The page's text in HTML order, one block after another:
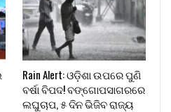
Rain Alert: ଓଡ଼ିଶା ଉପରେ ପୁଣି
ବର୍ଷା ବିପଦ! ବଙ୍ଗୋପସାଗରରେ
ଲଘୁଚାପ, ୫ ଦିନ ଭିଜିବ ରାଜ୍ୟ